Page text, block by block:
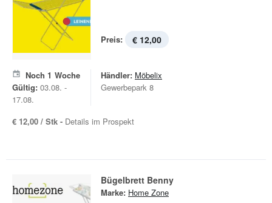
Preis: € 12,00
Noch 1 Woche
Gültig: 03.08. -
17.08.
Händler: Möbelix
Gewerbepark 8
€ 12,00 / Stk - Details im Prospekt
Bügelbrett Benny
Marke: Home Zone